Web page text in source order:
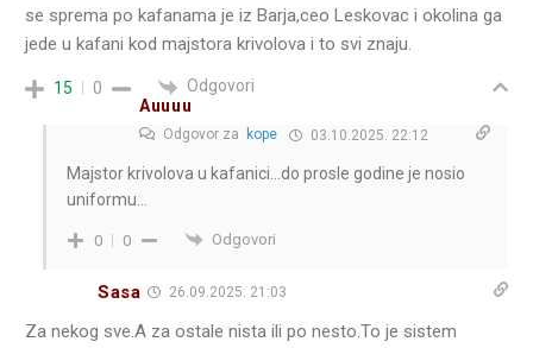
se sprema po kafanama je iz Barja,ceo Leskovac i okolina ga
jede u kafani kod majstora krivolova i to svi znaju.
15 0
Odgovori
Auuuu
Odgovor za kope 03.10.2025. 22:12
Majstor krivolova u kafanici…do prosle godine je nosio
uniformu…
0 0 Odgovori
Sasa 26.09.2025. 21:03
Za nekog sve.A za ostale nista ili po nesto.To je sistem